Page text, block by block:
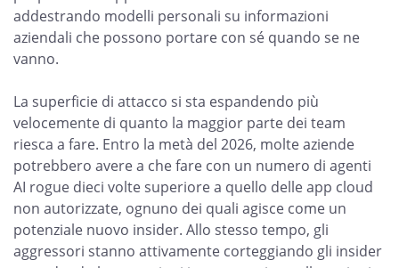
addestrando modelli personali su informazioni
aziendali che possono portare con sé quando se ne
vanno.
La superficie di attacco si sta espandendo più
velocemente di quanto la maggior parte dei team
riesca a fare. Entro la metà del 2026, molte aziende
potrebbero avere a che fare con un numero di agenti
AI rogue dieci volte superiore a quello delle app cloud
non autorizzate, ognuno dei quali agisce come un
potenziale nuovo insider. Allo stesso tempo, gli
aggressori stanno attivamente corteggiando gli insider